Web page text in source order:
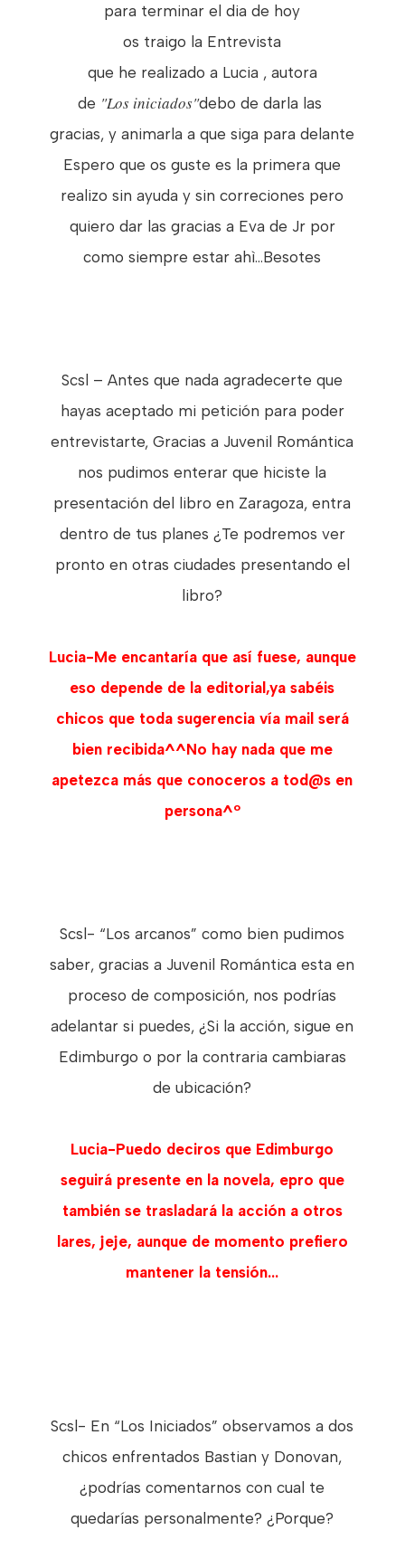
para terminar el dia de hoy
os traigo la Entrevista
que he realizado a Lucia , autora
de "Los iniciados"debo de darla las
gracias, y animarla a que siga para delante
Espero que os guste es la primera que
realizo sin ayuda y sin correciones pero
quiero dar las gracias a Eva de Jr por
como siempre estar ahì...Besotes
Scsl – Antes que nada agradecerte que
hayas aceptado mi petición para poder
entrevistarte, Gracias a Juvenil Romántica
nos pudimos enterar que hiciste la
presentación del libro en Zaragoza, entra
dentro de tus planes ¿Te podremos ver
pronto en otras ciudades presentando el
libro?
Lucia-Me encantaría que así fuese, aunque
eso depende de la editorial,ya sabéis
chicos que toda sugerencia vía mail será
bien recibida^^No hay nada que me
apetezca más que conoceros a tod@s en
persona^º
Scsl- “Los arcanos” como bien pudimos
saber, gracias a Juvenil Romántica esta en
proceso de composición, nos podrías
adelantar si puedes, ¿Si la acción, sigue en
Edimburgo o por la contraria cambiaras
de ubicación?
Lucia-Puedo deciros que Edimburgo
seguirá presente en la novela, epro que
también se trasladará la acción a otros
lares, jeje, aunque de momento prefiero
mantener la tensión...
Scsl- En “Los Iniciados” observamos a dos
chicos enfrentados Bastian y Donovan,
¿podrías comentarnos con cual te
quedarías personalmente? ¿Porque?